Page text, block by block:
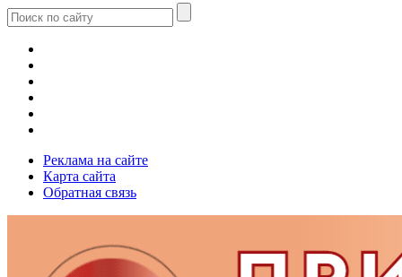
Реклама на сайте
Карта сайта
Обратная связь